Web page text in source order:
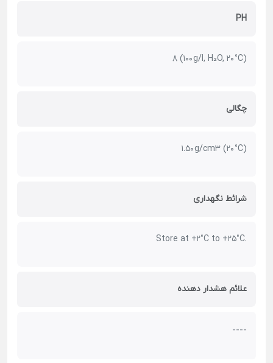
PH
8 (100 g/l, H₂O, 20 °C)
چگالی
1.50 g/cm3 (20 °C)
شرائط نگهداری
Store at +2°C to +25°C.
علائم هشدار دهنده
----